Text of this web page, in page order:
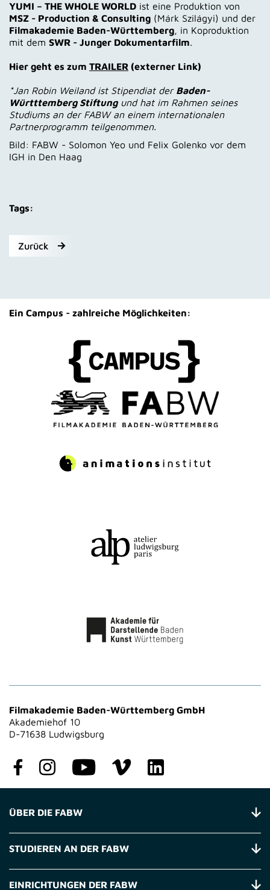
YUMI – THE WHOLE WORLD ist eine Produktion von
MSZ - Production & Consulting (Márk Szilágyi) und der
Filmakademie Baden-Württemberg, in Koproduktion
mit dem SWR - Junger Dokumentarfilm.
Hier geht es zum TRAILER (externer Link)
*Jan Robin Weiland ist Stipendiat der Baden-
Württtemberg Stiftungund hat im Rahmen seines
Studiums an der FABW an einem internationalen
Partnerprogramm teilgenommen.
Bild: FABW - Solomon Yeo und Felix Golenko vor dem
IGH in Den Haag
Tags:
Zurück
Ein Campus - zahlreiche Möglichkeiten:
Filmakademie Baden-Württemberg GmbH
Akademiehof 10
D-71638 Ludwigsburg
ÜBER DIE FABW
STUDIEREN AN DER FABW
EINRICHTUNGEN DER FABW